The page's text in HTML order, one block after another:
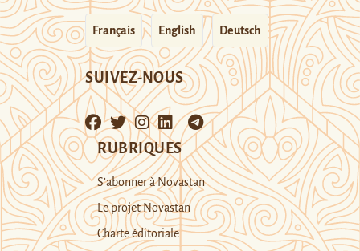
Français English Deutsch
SUIVEZ-NOUS
RUBRIQUES
S’abonner à Novastan
Le projet Novastan
Charte éditoriale